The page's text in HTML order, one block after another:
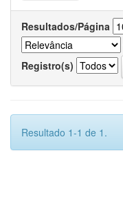
Resultados/Página
Registro(s)
Resultado 1-1 de 1.